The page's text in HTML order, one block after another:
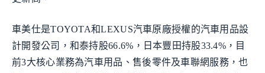
車美仕是TOYOTA和LEXUS汽車原廠授權的汽車用品設
計開發公司，和泰持股66.6%，日本豐田持股33.4%，目
前3大核心業務為汽車用品、售後零件及車聯網服務，也